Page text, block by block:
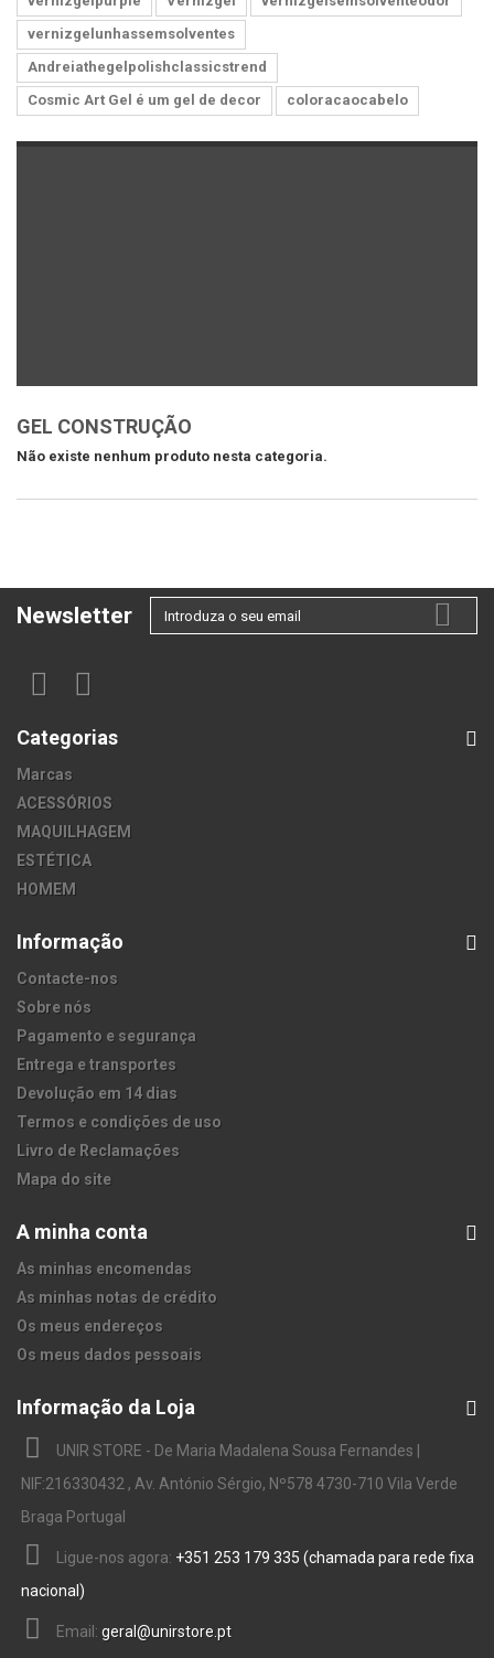
vernizgelunhassemsolventes
Andreiathegelpolishclassicstrend
Cosmic Art Gel é um gel de decor
coloracaocabelo
GEL CONSTRUÇÃO
Não existe nenhum produto nesta categoria.
Newsletter
Categorias
Marcas
ACESSÓRIOS
MAQUILHAGEM
ESTÉTICA
HOMEM
Informação
Contacte-nos
Sobre nós
Pagamento e segurança
Entrega e transportes
Devolução em 14 dias
Termos e condições de uso
Livro de Reclamações
Mapa do site
A minha conta
As minhas encomendas
As minhas notas de crédito
Os meus endereços
Os meus dados pessoais
Informação da Loja
UNIR STORE - De Maria Madalena Sousa Fernandes |
NIF:216330432 , Av. António Sérgio, Nº578 4730-710 Vila Verde
Braga Portugal
Ligue-nos agora: +351 253 179 335 (chamada para rede fixa
nacional)
Email: geral@unirstore.pt